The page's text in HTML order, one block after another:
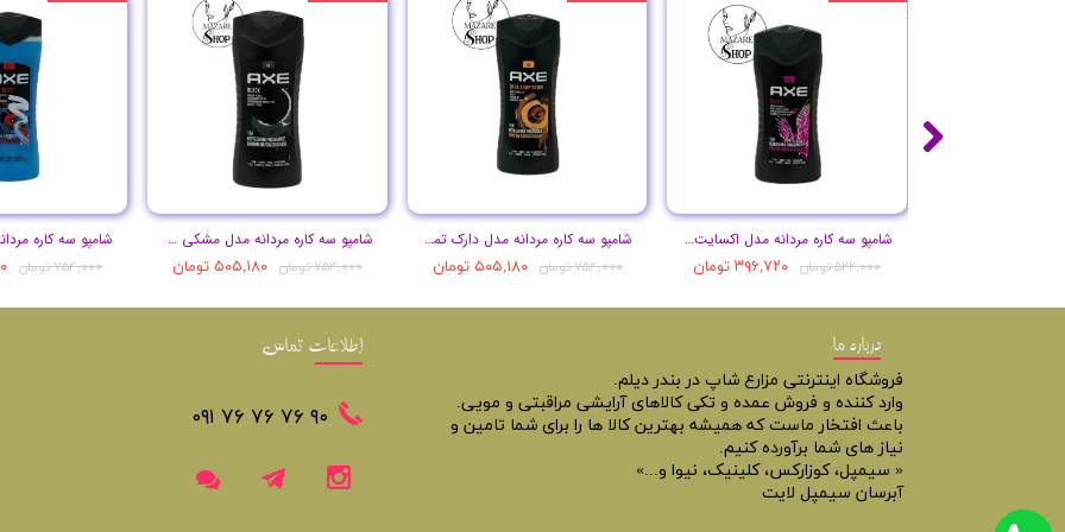
۷۵۴,۰۰۰ تومان
شامپو سه کاره مردانه مدل مشکی حجم 400 میل
۷۵۴,۰۰۰ تومان ۵۰۵,۱۸۰ تومان
شامپو سه کاره مردانه مدل دارک تمپتیشن حجم 400 میل
۷۵۴,۰۰۰ تومان ۵۰۵,۱۸۰ تومان
شامپو سه کاره مردانه مدل اکسایت حجم 250 میل
۵۲۲,۰۰۰ تومان ۳۹۶,۷۲۰ تومان
درباره ما
فروشگاه اینترنتی مزارع شاپ در بندر دیلم.
وارد کننده و فروش عمده و تکی کالاهای آرایشی مراقبتی و مویی.
باعث افتخار ماست که همیشه بهترین کالا ها را برای شما تامین و
نیاز های شما برآورده کنیم.
« سیمپل، کوزارکس، کلینیک، نیوا و...»
آبرسان سیمپل لایت
اطلاعات تماس
​​٩٠ ٧۶ ٧۶ ٧۶ ٠٩١